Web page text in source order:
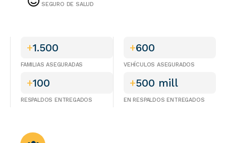
SEGURO DE SALUD
+1.500
FAMILIAS ASEGURADAS
+600
VEHÍCULOS ASEGURADOS
+100
RESPALDOS ENTREGADOS
+500 mill
EN RESPALDOS ENTREGADOS